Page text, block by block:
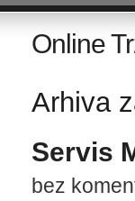
Online
Arhiva
Servis
bez